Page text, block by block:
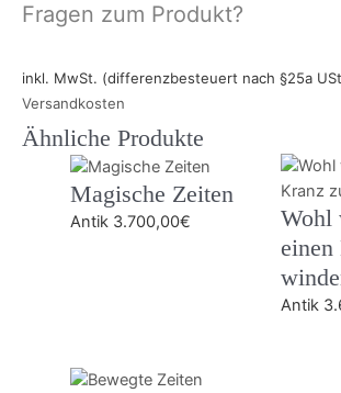
Fragen zum Produkt?
inkl. MwSt. (differenzbesteuert nach §25a
Versandkosten
Ähnliche Produkte
Magische Zeiten
Antik 3.700,00€
Wohl
Antik